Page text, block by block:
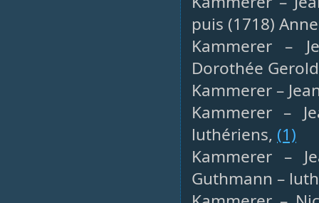
puis (1718)
Kammerer –
Dorothée
Kammerer –
Kammerer –
luthériens, (1)
Kammerer –
Guthmann –